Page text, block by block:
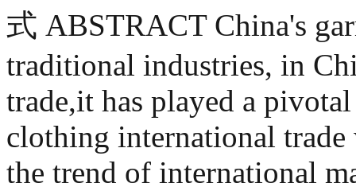
式 ABSTRACT China's
traditional industries, in
trade,it has played a
clothing international
the trend of international